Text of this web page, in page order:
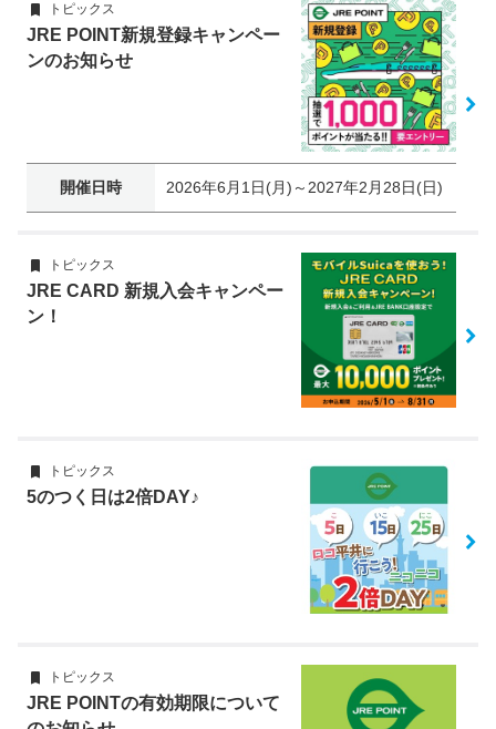
トピックス
JRE POINT新規登録キャンペー
ンのお知らせ
開催日時 2026年6月1日(月)～2027年2月28日(日)
トピックス
JRE CARD 新規入会キャンペー
ン！
トピックス
5のつく日は2倍DAY♪
トピックス
JRE POINTの有効期限について